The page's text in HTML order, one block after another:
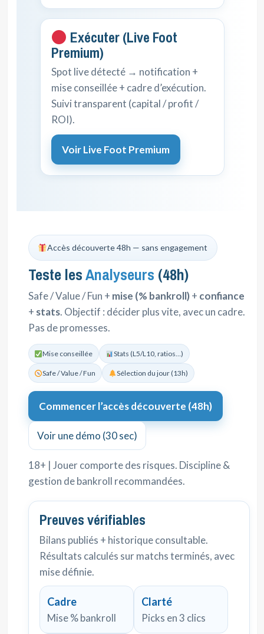
Exécuter (Live Foot
Premium)
Spot live détecté → notification +
mise conseillée + cadre d’exécution.
Suivi transparent (capital / profit /
ROI).
Voir Live Foot Premium
Accès découverte 48h — sans engagement
Teste lesAnalyseurs (48h)
Safe / Value / Fun + mise (% bankroll)+ confiance
+ stats. Objectif : décider plus vite, avec un cadre.
Pas de promesses.
Mise conseillée Stats (L5/L10, ratios…)
Safe / Value / Fun Sélection du jour (13h)
Commencer l’accès découverte (48h)
Voir une démo (30 sec)
18+ | Jouer comporte des risques. Discipline &
gestion de bankroll recommandées.
Preuves vérifiables
Bilans publiés + historique consultable.
Résultats calculés sur matchs terminés, avec
mise définie.
Cadre
Mise % bankroll
Clarté
Picks en 3 clics